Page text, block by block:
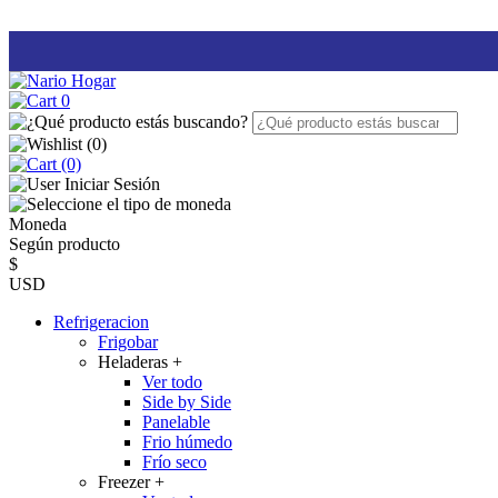
0
(0)
(0)
Iniciar Sesión
Moneda
Según producto
$
USD
Refrigeracion
Frigobar
Heladeras +
Ver todo
Side by Side
Panelable
Frio húmedo
Frío seco
Freezer+